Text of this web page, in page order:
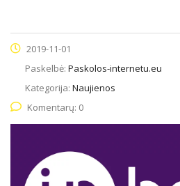
2019-11-01
Paskelbė: Paskolos-internetu.eu
Kategorija: Naujienos
Komentarų: 0